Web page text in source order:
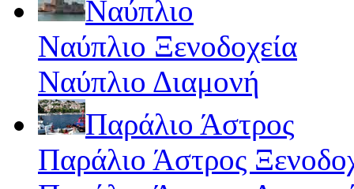
Ναύπλιο
Ναύπλιο Ξενοδοχεία
Ναύπλιο Διαμονή
Παράλιο Άστρος
Παράλιο Άστρος